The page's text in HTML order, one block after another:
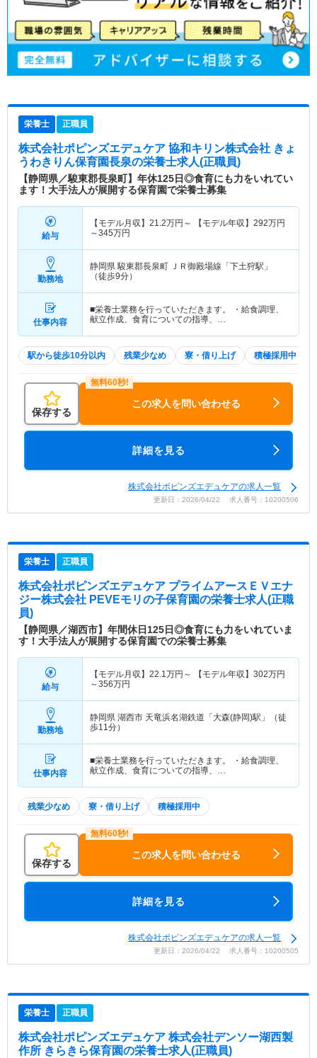
栄養士 正職員
株式会社ポピンズエデュケア 協和キリン株式会社 きょ
うわきりん保育園長泉の栄養士求人(正職員)
【静岡県／駿東郡長泉町】年休125日◎食育にも力をいれてい
ます！大手法人が展開する保育園で栄養士募集
給与
【モデル月収】 21.2万円～ 【モデル年収】 292万円
～345万円
勤務地
静岡県 駿東郡長泉町 ＪＲ御殿場線「下土狩駅」
（徒歩9分）
仕事内容
■栄養士業務を行っていただきます。 ・給食調理、
献立作成、食育についての指導、…
駅から徒歩10分以内 残業少なめ 寮・借り上げ 積極採用中
保存する
この求人を問い合わせる
詳細を見る
株式会社ポピンズエデュケアの求人一覧
更新日：2026/04/22 求人番号：10200506
栄養士 正職員
株式会社ポピンズエデュケア プライムアースＥＶエナ
ジー株式会社 PEVEモリの子保育園の栄養士求人(正職
員)
【静岡県／湖西市】年間休日125日◎食育にも力をいれていま
す！大手法人が展開する保育園での栄養士募集
給与
【モデル月収】 22.1万円～ 【モデル年収】 302万円
～356万円
勤務地
静岡県 湖西市 天竜浜名湖鉄道「大森(静岡)駅」（徒
歩11分）
仕事内容
■栄養士業務を行っていただきます。 ・給食調理、
献立作成、食育についての指導、…
残業少なめ 寮・借り上げ 積極採用中
保存する
この求人を問い合わせる
詳細を見る
株式会社ポピンズエデュケアの求人一覧
更新日：2026/04/22 求人番号：10200505
栄養士 正職員
株式会社ポピンズエデュケア 株式会社デンソー湖西製
作所 きらきら保育園の栄養士求人(正職員)